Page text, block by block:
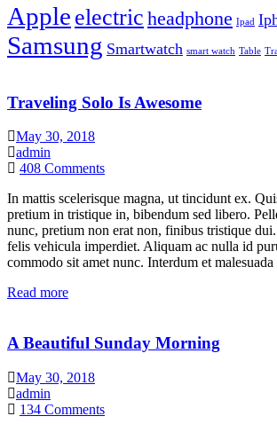
Apple electric headphone Ipad
Samsung Smartwatch smart watch Table
Traveling Solo Is Awesome
May 30, 2018
admin
408 Comments
In mattis scelerisque magna, ut tincidunt ex.
pretium in tristique in, bibendum sed libero.
nunc, pretium non erat non, finibus tristique
felis vehicula imperdiet. Aliquam ac nulla id
commodo sit amet nunc. Interdum et malesuada
Read more
A Beautiful Sunday Morning
May 30, 2018
admin
134 Comments